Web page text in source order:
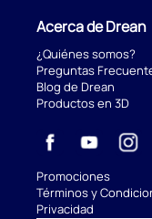
Acerca de Drean
¿Quiénes somos?
Preguntas
Blog de Drean
Productos en 3D
Promociones
Términos y
Privacidad